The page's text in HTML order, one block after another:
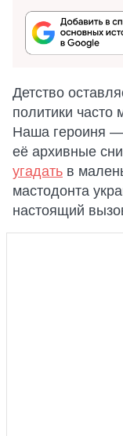
Детство
политики часто
Наша героиня —
её архивные
угадать в
мастодонта
настоящий